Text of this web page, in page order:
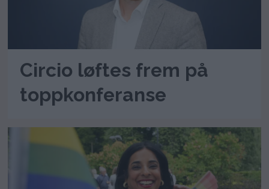
Circio løftes frem på
toppkonferanse